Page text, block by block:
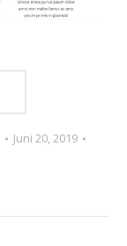
Juni 20, 2019